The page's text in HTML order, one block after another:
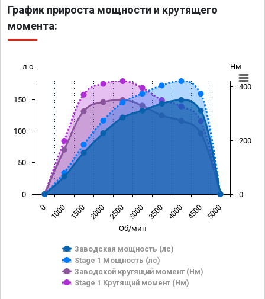
График прироста мощности и крутящего
момента:
Об/мин
л.с. Нм
Заводская мощность (лс)
Stage 1 Мощность (лс)
Заводской крутящий момент (Нм)
Stage 1 Крутящий момент (Нм)
0 1000 1500 2000 2500 3000 3500 4000 4500 5000
0
50
100
150
0
200
400